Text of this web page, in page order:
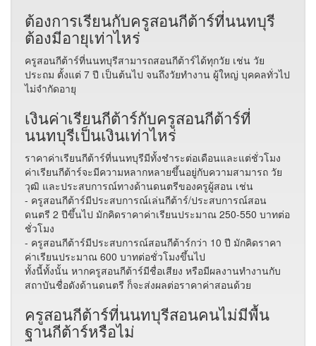
ต้องการเรียนกับครูสอนกีต้าร์ที่นนทบุรี
ต้องมีอายุเท่าไหร่
ครูสอนกีต้าร์ที่นนทบุรีสามารถสอนกีต้าร์ได้ทุกวัย เช่น วัย
ประถม ตั้งแต่ 7 ปี เป็นต้นไป จนถึงวัยทำงาน ผู้ใหญ่ บุคคลทั่วไป
ไม่จำกัดอายุ
เงินค่าเรียนกีต้าร์กับครูสอนกีต้าร์ที่
นนทบุรีเป็นเงินเท่าไหร่
ราคาค่าเรียนกีต้าร์ที่นนทบุรีมีทั้งชำระต่อเดือนและแต่ชั่วโมง
ค่าเรียนกีต้าร์จะมีความหลากหลายขึ้นอยู่กับความสามารถ วัย
วุฒิ และประสบการณ์ทางด้านดนตรีของครูผู้สอน เช่น
- ครูสอนกีต้าร์มีประสบการณ์เล่นกีต้าร์/ประสบการณ์สอน
ดนตรี 2 ปีขึ้นไป มักคิดราคาค่าเรียนประมาณ 250-550 บาทต่อ
ชั่วโมง
- ครูสอนกีต้าร์มีประสบการณ์สอนกีต้าร์กว่า 10 ปี มักคิดราคา
ค่าเรียนประมาณ 600 บาทต่อชั่วโมงขึ้นไป
ทั้งนี้ทั้งนั้น หากครูสอนกีต้าร์มีชื่อเสียง หรือมีผลงานทำงานกับ
สถาบันชื่อดังด้านดนตรี ก็จะส่งผลต่อราคาค่าสอนด้วย
ครูสอนกีต้าร์ที่นนทบุรีสอนคนไม่มีพื้น
ฐานกีต้าร์หรือไม่